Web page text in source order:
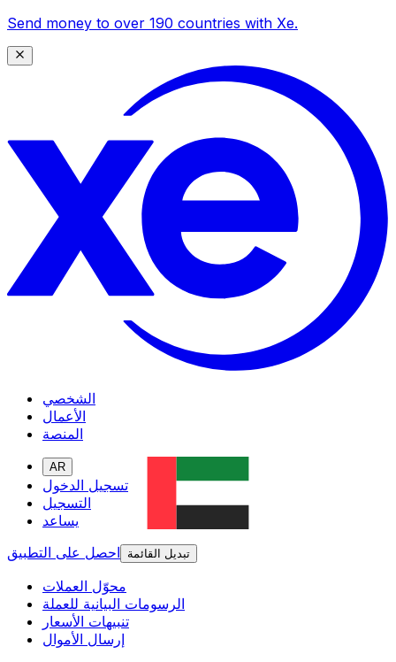
Send money to over 190 countries with Xe.
الشخصي
الأعمال
المنصة
AR
تسجيل الدخول
التسجيل
يساعد
احصل على التطبيق
تبديل القائمة
محوّل العملات
الرسومات البيانية للعملة
تنبيهات الأسعار
إرسال الأموال